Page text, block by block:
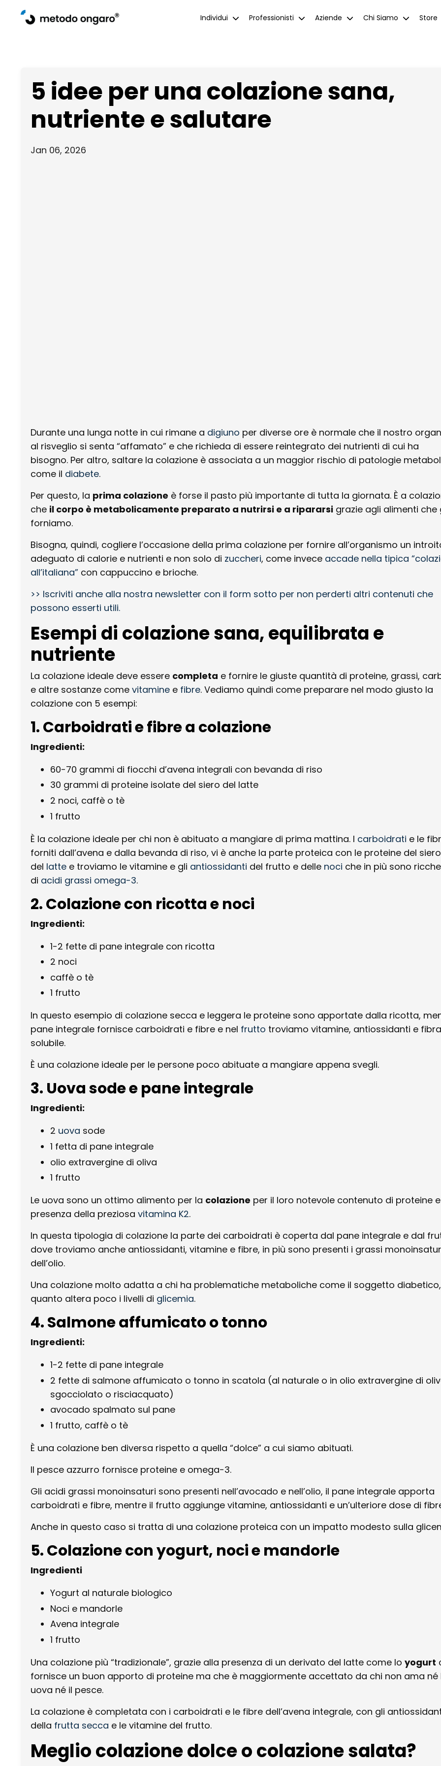
Individui Professionisti Aziende Chi Siamo Store
5 idee per una colazione sana,
nutriente e salutare
Jan 06, 2026
Durante una lunga notte in cui rimane a digiuno per diverse ore è normale che il nostro
al risveglio si senta “affamato” e che richieda di essere reintegrato dei nutrienti di cui ha
bisogno. Per altro, saltare la colazione è associata a un maggior rischio di patologie
come il diabete.
Per questo, la prima colazione è forse il pasto più importante di tutta la giornata. È a
che il corpo è metabolicamente preparato a nutrirsi e a ripararsi grazie agli alimenti che
forniamo.
Bisogna, quindi, cogliere l’occasione della prima colazione per fornire all’organismo un
adeguato di calorie e nutrienti e non solo di zuccheri, come invece accade nella tipica
all’italiana” con cappuccino e brioche.
>> Iscriviti anche alla nostra newsletter con il form sotto per non perderti altri contenuti che
possono esserti utili.
Esempi di colazione sana, equilibrata e
nutriente
La colazione ideale deve essere completa e fornire le giuste quantità di proteine, grassi,
e altre sostanze come vitamine e fibre. Vediamo quindi come preparare nel modo giusto la
colazione con 5 esempi:
1. Carboidrati e fibre a colazione
Ingredienti:
60-70 grammi di fiocchi d’avena integrali con bevanda di riso
30 grammi di proteine isolate del siero del latte
2 noci, caffè o tè
1 frutto
È la colazione ideale per chi non è abituato a mangiare di prima mattina. I carboidrati e le
forniti dall’avena e dalla bevanda di riso, vi è anche la parte proteica con le proteine del siero
del latte e troviamo le vitamine e gli antiossidanti del frutto e delle noci che in più sono ricche
di acidi grassi omega-3.
2. Colazione con ricotta e noci
Ingredienti:
1-2 fette di pane integrale con ricotta
2 noci
caffè o tè
1 frutto
In questo esempio di colazione secca e leggera le proteine sono apportate dalla ricotta,
pane integrale fornisce carboidrati e fibre e nel frutto troviamo vitamine, antiossidanti e fibra
solubile.
È una colazione ideale per le persone poco abituate a mangiare appena svegli.
3. Uova sode e pane integrale
Ingredienti:
2 uova sode
1 fetta di pane integrale
olio extravergine di oliva
1 frutto
Le uova sono un ottimo alimento per la colazione per il loro notevole contenuto di proteine
presenza della preziosa vitamina K2.
In questa tipologia di colazione la parte dei carboidrati è coperta dal pane integrale e dal
dove troviamo anche antiossidanti, vitamine e fibre, in più sono presenti i grassi
dell’olio.
Una colazione molto adatta a chi ha problematiche metaboliche come il soggetto
quanto altera poco i livelli di glicemia.
4. Salmone affumicato o tonno
Ingredienti:
1-2 fette di pane integrale
2 fette di salmone affumicato o tonno in scatola (al naturale o in olio extravergine di
sgocciolato o risciacquato)
avocado spalmato sul pane
1 frutto, caffè o tè
È una colazione ben diversa rispetto a quella “dolce” a cui siamo abituati.
Il pesce azzurro fornisce proteine e omega-3.
Gli acidi grassi monoinsaturi sono presenti nell’avocado e nell’olio, il pane integrale apporta
carboidrati e fibre, mentre il frutto aggiunge vitamine, antiossidanti e un’ulteriore dose di
Anche in questo caso si tratta di una colazione proteica con un impatto modesto sulla
5. Colazione con yogurt, noci e mandorle
Ingredienti
Yogurt al naturale biologico
Noci e mandorle
Avena integrale
1 frutto
Una colazione più “tradizionale”, grazie alla presenza di un derivato del latte come lo yogurt
fornisce un buon apporto di proteine ma che è maggiormente accettato da chi non ama né
uova né il pesce.
La colazione è completata con i carboidrati e le fibre dell’avena integrale, con gli
della frutta secca e le vitamine del frutto.
Meglio colazione dolce o colazione salata?